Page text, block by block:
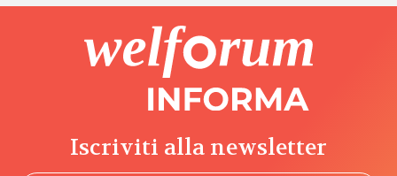
Iscriviti alla newsletter